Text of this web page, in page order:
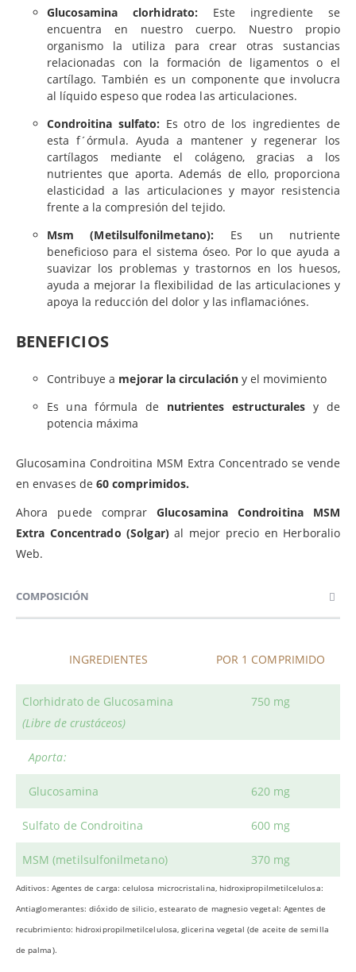
Glucosamina clorhidrato: Este ingrediente se
encuentra en nuestro cuerpo. Nuestro propio
organismo la utiliza para crear otras sustancias
relacionadas con la formación de ligamentos o el
cartílago. También es un componente que involucra
al líquido espeso que rodea las articulaciones.
Condroitina sulfato: Es otro de los ingredientes de
esta f´órmula. Ayuda a mantener y regenerar los
cartílagos mediante el colágeno, gracias a los
nutrientes que aporta. Además de ello, proporciona
elasticidad a las articulaciones y mayor resistencia
frente a la compresión del tejido.
Msm (Metilsulfonilmetano): Es un nutriente
beneficioso para el sistema óseo. Por lo que ayuda a
suavizar los problemas y trastornos en los huesos,
ayuda a mejorar la flexibilidad de las articulaciones y
apoya la reducción del dolor y las inflamaciónes.
BENEFICIOS
Contribuye a mejorar la circulacióny el movimiento
Es una fórmula de nutrientes estructurales y de
potencia máxima
Glucosamina Condroitina MSM Extra Concentrado se vende
en envases de 60 comprimidos.
Ahora puede comprarGlucosamina Condroitina MSM
Extra Concentrado (Solgar) al mejor precio en Herboralio
Web.
COMPOSICIÓN
INGREDIENTES POR 1 COMPRIMIDO
Clorhidrato de Glucosamina
(Libre de crustáceos)
750 mg
Aporta:
Glucosamina 620 mg
Sulfato de Condroitina 600 mg
MSM (metilsulfonilmetano) 370 mg
Aditivos: Agentes de carga: celulosa microcristalina, hidroxipropilmetilcelulosa:
Antiaglomerantes: dióxido de silicio, estearato de magnesio vegetal: Agentes de
recubrimiento: hidroxipropilmetilcelulosa, glicerina vegetal (de aceite de semilla
de palma).